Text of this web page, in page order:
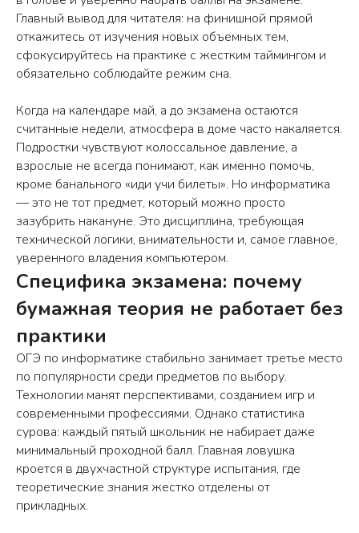
Главный вывод для читателя: на финишной прямой
откажитесь от изучения новых объемных тем,
сфокусируйтесь на практике с жестким таймингом и
обязательно соблюдайте режим сна.
Когда на календаре май, а до экзамена остаются
считанные недели, атмосфера в доме часто накаляется.
Подростки чувствуют колоссальное давление, а
взрослые не всегда понимают, как именно помочь,
кроме банального «иди учи билеты». Но информатика
— это не тот предмет, который можно просто
зазубрить накануне. Это дисциплина, требующая
технической логики, внимательности и, самое главное,
уверенного владения компьютером.
Специфика экзамена: почему
бумажная теория не работает без
практики
ОГЭ по информатике стабильно занимает третье место
по популярности среди предметов по выбору.
Технологии манят перспективами, созданием игр и
современными профессиями. Однако статистика
сурова: каждый пятый школьник не набирает даже
минимальный проходной балл. Главная ловушка
кроется в двухчастной структуре испытания, где
теоретические знания жестко отделены от
прикладных.